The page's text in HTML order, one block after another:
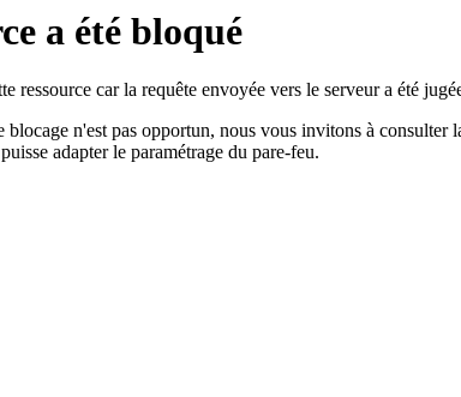
a été bloqué
car la requête envoyée vers le serveur a été
n'est pas opportun, nous vous invitons à consulter
adapter le paramétrage du pare-feu.